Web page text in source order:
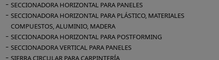
SECCIONADORA HORIZONTAL PARA PANELES
SECCIONADORA HORIZONTAL PARA PLÁSTICO, MATERIALES
COMPUESTOS, ALUMINIO, MADERA
SECCIONADORA HORIZONTAL PARA POSTFORMING
SECCIONADORA VERTICAL PARA PANELES
SIERRA CIRCULAR PARA CARPINTERÍA